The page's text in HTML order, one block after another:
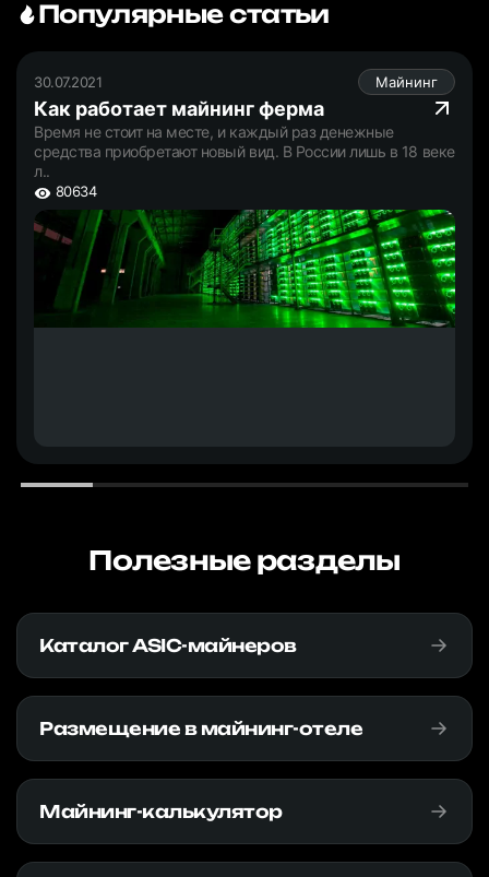
Популярные статьи
30.07.2021 Майнинг
Как работает майнинг ферма
Время не стоит на месте, и каждый раз денежные
средства приобретают новый вид. В России лишь в 18 веке
л..
80634
Полезные разделы
Каталог ASIC-майнеров
Размещение в майнинг-отеле
Майнинг-калькулятор